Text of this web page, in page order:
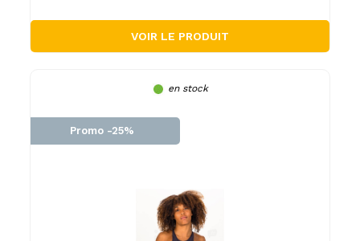
VOIR LE PRODUIT
en stock
Promo -25%